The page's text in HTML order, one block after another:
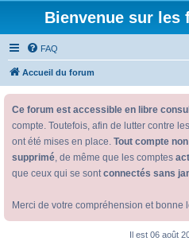
Bienvenue sur les
FAQ
Accueil du forum
Ce forum est accessible en libre
compte. Toutefois, afin de lutter contre
ont été mises en place. Tout compte
supprimé, de même que les comptes
que ceux qui se sontconnectés sans
Merci de votre compréhension et bonne
Il est 06 août